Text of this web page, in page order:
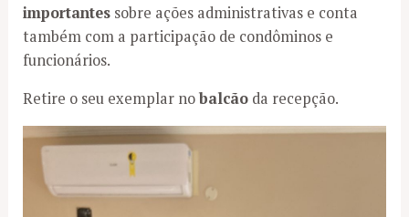
importantes sobre ações administrativas e conta
também com a participação de condôminos e
funcionários.
Retire o seu exemplar nobalcão da recepção.